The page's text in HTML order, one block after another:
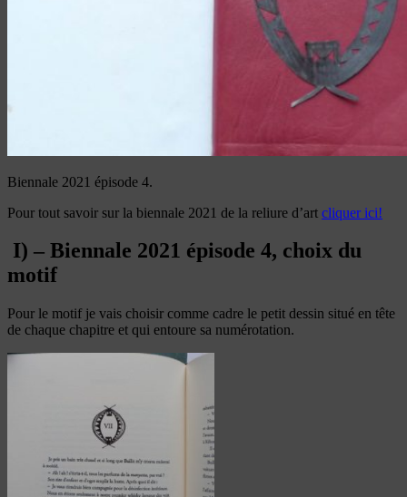
Biennale 2021 épisode 4.
Pour tout savoir sur la biennale 2021 de la reliure d’art cliquer ici!
I) – Biennale 2021 épisode 4, choix du
motif
Pour le motif je vais choisir comme cadre le petit dessin situé en tête
de chaque chapitre et qui entoure sa numérotation.